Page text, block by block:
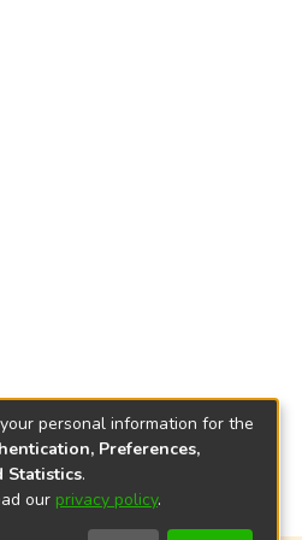
personal information for the
Preferences,
Statistics.
our privacy policy.